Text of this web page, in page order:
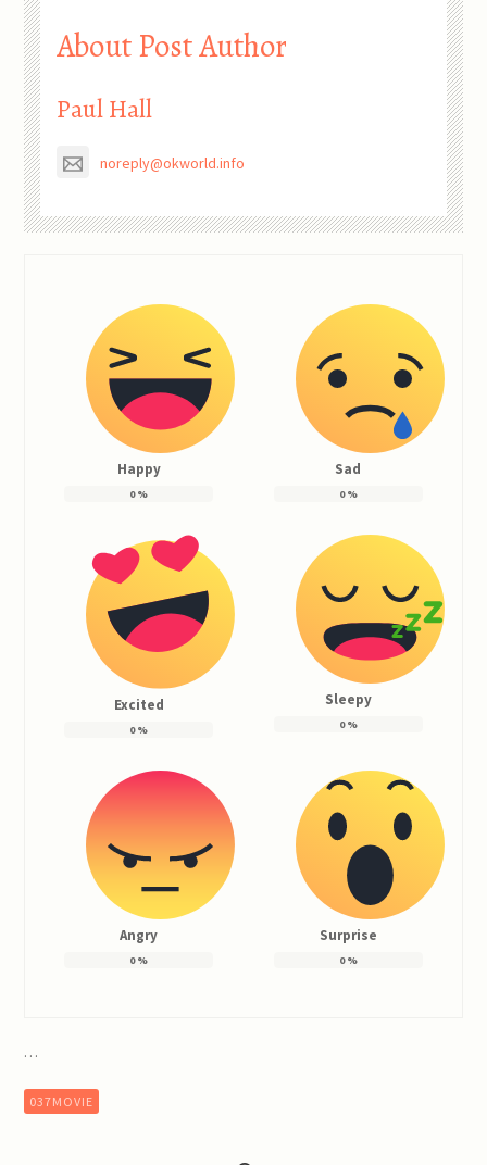
About Post Author
Paul Hall
noreply@okworld.info
Happy
0%
Sad
0%
Excited
0%
Sleepy
0%
Angry
0%
Surprise
0%
…
037MOVIE